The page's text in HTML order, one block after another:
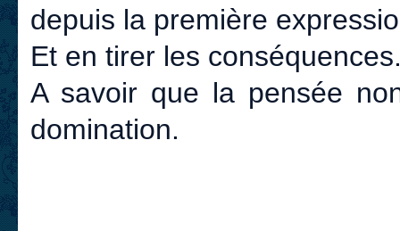
depuis la première
Et en tirer les
A savoir que la pensée
domination.